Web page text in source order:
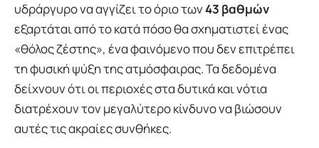
υδράργυρο να αγγίζει το όριο των43 βαθμών
εξαρτάται από το κατά πόσο θα σχηματιστεί ένας
«θόλος ζέστης», ένα φαινόμενο που δεν επιτρέπει
τη φυσική ψύξη της ατμόσφαιρας. Τα δεδομένα
δείχνουν ότι οι περιοχές στα δυτικά και νότια
διατρέχουν τον μεγαλύτερο κίνδυνο να βιώσουν
αυτές τις ακραίες συνθήκες.